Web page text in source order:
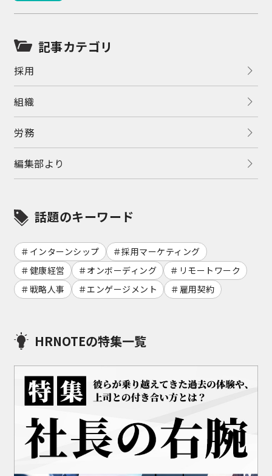
記事カテゴリ
採用
組織
労務
編集部より
話題のキーワード
インターンシップ
採用マーケティング
健康経営
オンボーディング
リモートワーク
戦略人事
エンゲージメント 雇用契約
HRNOTEの特集一覧